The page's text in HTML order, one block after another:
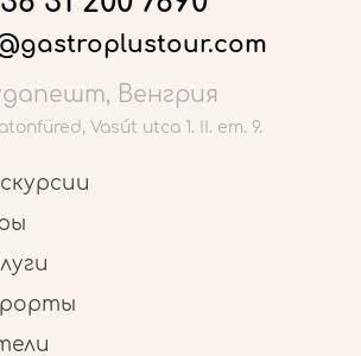
Венгрия
Vasút utca 1. II. em. 9.